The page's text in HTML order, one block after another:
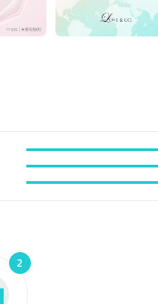
2